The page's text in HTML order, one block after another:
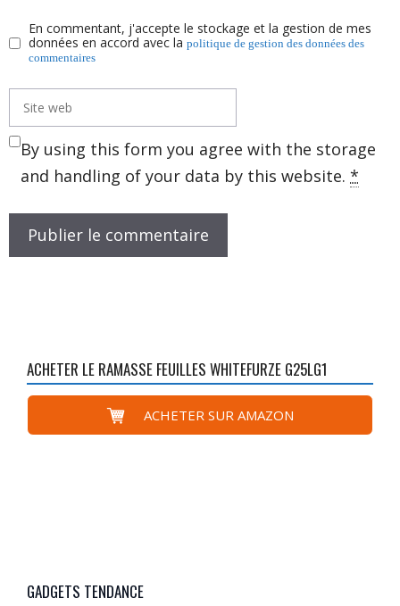
En commentant, j'accepte le stockage et la gestion de mes
données en accord avec la politique de gestion des données des
commentaires
Site
web
By using this form you agree with the storage
and handling of your data by this website. *
ACHETER LE RAMASSE FEUILLES WHITEFURZE G25LG1
ACHETER SUR AMAZON
GADGETS TENDANCE